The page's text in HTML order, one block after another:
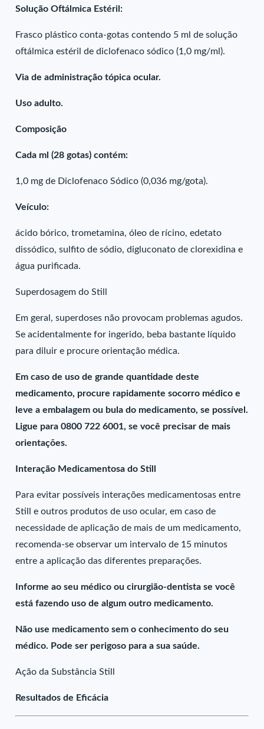
Solução Oftálmica Estéril:
Frasco plástico conta-gotas contendo 5 ml de solução
oftálmica estéril de diclofenaco sódico (1,0 mg/ml).
Via de administração tópica ocular.
Uso adulto.
Composição
Cada ml (28 gotas) contém:
1,0 mg de Diclofenaco Sódico (0,036 mg/gota).
Veículo:
ácido bórico, trometamina, óleo de rícino, edetato
dissódico, sulfito de sódio, digluconato de clorexidina e
água purificada.
Superdosagem do Still
Em geral, superdoses não provocam problemas agudos.
Se acidentalmente for ingerido, beba bastante líquido
para diluir e procure orientação médica.
Em caso de uso de grande quantidade deste
medicamento, procure rapidamente socorro médico e
leve a embalagem ou bula do medicamento, se possível.
Ligue para 0800 722 6001, se você precisar de mais
orientações.
Interação Medicamentosa do Still
Para evitar possíveis interações medicamentosas entre
Still e outros produtos de uso ocular, em caso de
necessidade de aplicação de mais de um medicamento,
recomenda-se observar um intervalo de 15 minutos
entre a aplicação das diferentes preparações.
Informe ao seu médico ou cirurgião-dentista se você
está fazendo uso de algum outro medicamento.
Não use medicamento sem o conhecimento do seu
médico. Pode ser perigoso para a sua saúde.
Ação da Substância Still
Resultados de Eficácia